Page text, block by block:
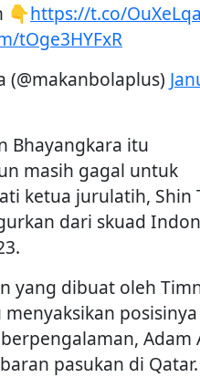
👇https://t.co/
tOge3HYFxR
Bhayangkara itu
masih gagal untuk
ketua jurulatih, Shin
dari skuad
yang dibuat oleh
Adam
pasukan di Qatar.